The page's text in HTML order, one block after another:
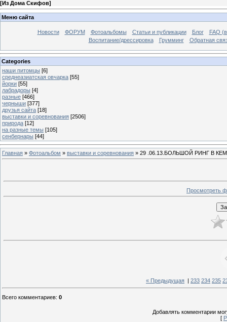
[Из Дома Скифов]
Меню сайта
Новости ФОРУМ Фотоальбомы Статьи и публикации Блог
FAQ
Воспитание/дрессировка
Грумминг Обратная
Categories
наши питомцы [6]
среднеазиатская овчарка [55]
йорки [55]
лабрадоры [4]
разные [466]
черныши [377]
друзья сайта [18]
выставки и соревнования [2506]
природа [12]
на разные темы [105]
сенбернары [44]
Главная » Фотоальбом » выставки и соревнования » 29 .06.13.БОЛЬШОЙ РИНГ В
Просмотреть
« Предыдущая | 233 234 235
Всего комментариев: 0
Добавлять комментарии
[